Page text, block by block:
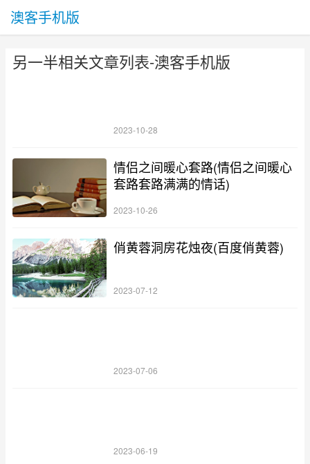
澳客手机版
另一半相关文章列表-澳客手机版
2023-10-28
情侣之间暖心套路(情侣之间暖心
套路套路满满的情话)
2023-10-26
俏黄蓉洞房花烛夜(百度俏黄蓉)
2023-07-12
2023-07-06
2023-06-19